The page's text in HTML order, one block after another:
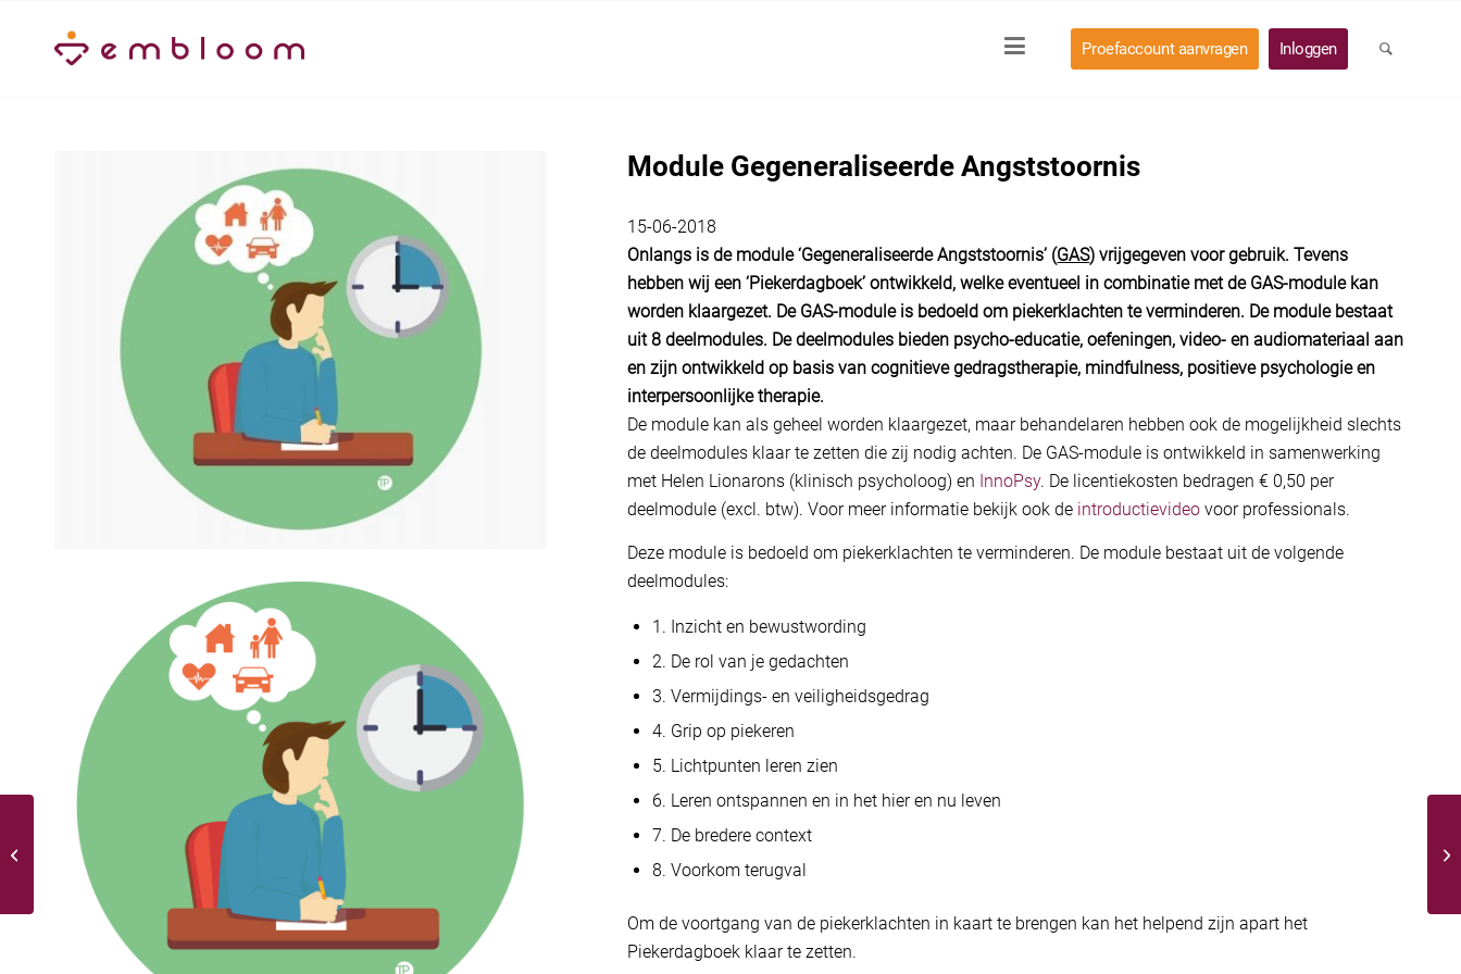
Proefaccount aanvragen Inloggen
Module Gegeneraliseerde Angststoornis
15-06-2018
Onlangs is de module ‘Gegeneraliseerde Angststoornis’ (GAS) vrijgegeven voor gebruik. Tevens
hebben wij een ‘Piekerdagboek’ ontwikkeld, welke eventueel in combinatie met de GAS-module kan
worden klaargezet. De GAS-module is bedoeld om piekerklachten te verminderen. De module bestaat
uit 8 deelmodules. De deelmodules bieden psycho-educatie, oefeningen, video- en audiomateriaal aan
en zijn ontwikkeld op basis van cognitieve gedragstherapie, mindfulness, positieve psychologie en
interpersoonlijke therapie.
De module kan als geheel worden klaargezet, maar behandelaren hebben ook de mogelijkheid slechts
de deelmodules klaar te zetten die zij nodig achten. De GAS-module is ontwikkeld in samenwerking
met Helen Lionarons (klinisch psycholoog) en InnoPsy. De licentiekosten bedragen € 0,50 per
deelmodule (excl. btw). Voor meer informatie bekijk ook de introductievideo voor professionals.
Deze module is bedoeld om piekerklachten te verminderen. De module bestaat uit de volgende
deelmodules:
1. Inzicht en bewustwording
2. De rol van je gedachten
3. Vermijdings- en veiligheidsgedrag
4. Grip op piekeren
5. Lichtpunten leren zien
6. Leren ontspannen en in het hier en nu leven
7. De bredere context
8. Voorkom terugval
Om de voortgang van de piekerklachten in kaart te brengen kan het helpend zijn apart het
Piekerdagboek klaar te zetten.
Cliëntbeoordeling e-
health eerste helft 2018